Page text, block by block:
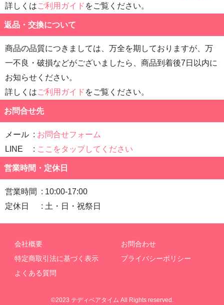
詳しくはご利用ガイド をご覧ください。
返品・交換について
商品の品質につきましては、万全を期しておりますが、万
一不良・破損などがございましたら、商品到着後7日以内に
お知らせください。
詳しくはご利用ガイド をご覧ください。
お問合せ先
メール
お問合せフォーム
LINE
ここをタップしてください
営業時間・定休日
営業時間
10:00-17:00
定休日
土・日・祝祭日
会社概要
お問合わせ
特定商取引法に基づく表示
プライバシーポリシー
よくある質問
©2023 テディベアタイム All Rights reserved.